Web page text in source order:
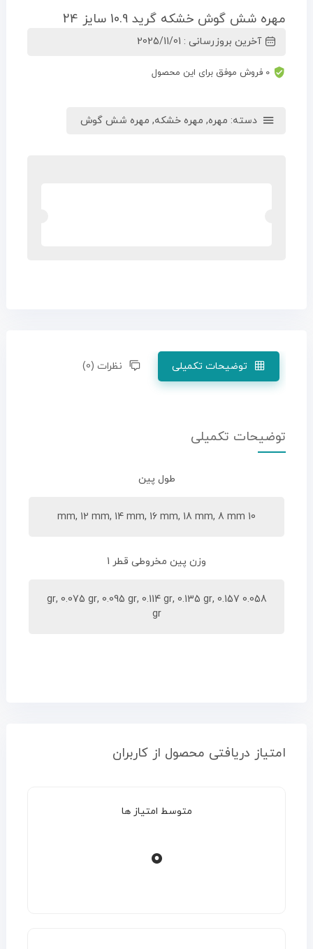
مهره شش گوش خشکه گرید 10.9 سایز 24
آخرین بروزرسانی : 2025/11/01
0 فروش موفق برای این محصول
دسته: مهره, مهره خشکه, مهره شش گوش
توضیحات تکمیلی نظرات (0)
توضیحات تکمیلی
طول پین
10 mm, 12 mm, 14 mm, 16 mm, 18 mm, 8 mm
وزن پین مخروطی قطر 1
0.058 gr, 0.075 gr, 0.095 gr, 0.114 gr, 0.135 gr, 0.157
gr
امتیاز دریافتی محصول از کاربران
متوسط امتیاز ها
0